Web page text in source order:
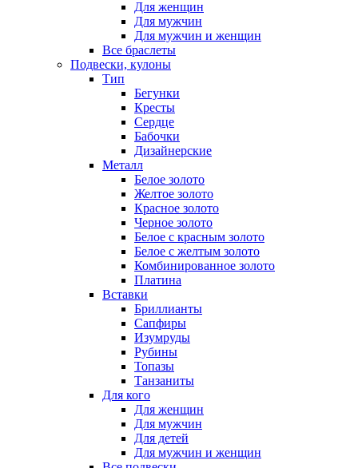
Для женщин
Для мужчин
Для мужчин и женщин
Все браслеты
Подвески, кулоны
Тип
Бегунки
Кресты
Сердце
Бабочки
Дизайнерские
Металл
Белое золото
Желтое золото
Красное золото
Черное золото
Белое с красным золото
Белое с желтым золото
Комбинированное золото
Платина
Вставки
Бриллианты
Сапфиры
Изумруды
Рубины
Топазы
Танзаниты
Для кого
Для женщин
Для мужчин
Для детей
Для мужчин и женщин